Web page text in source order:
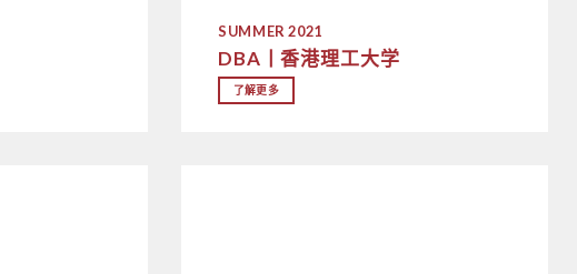
SUMMER 2021
DBA丨香港理工大学
了解更多